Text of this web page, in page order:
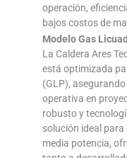
operación,
bajos costos de
Modelo Gas
La Caldera Ares
está optimizada
(GLP),
operativa en
robusto y
solución ideal
media potencia,